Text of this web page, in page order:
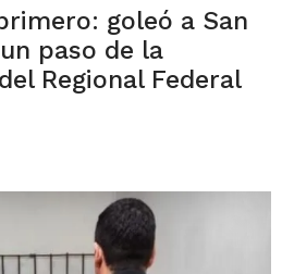
goleó a San
paso de la
Regional Federal